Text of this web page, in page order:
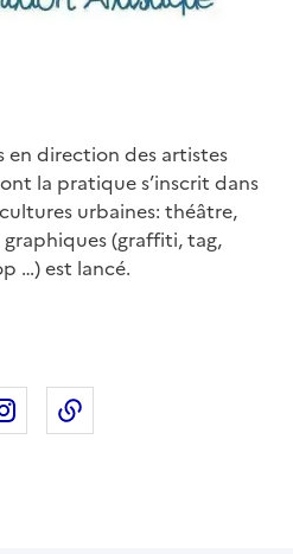
en direction des artistes
la pratique s’inscrit dans
urbaines: théâtre,
graphiques (graffiti, tag,
…) est lancé.
X sur Linkedin
Partager sur Instagram